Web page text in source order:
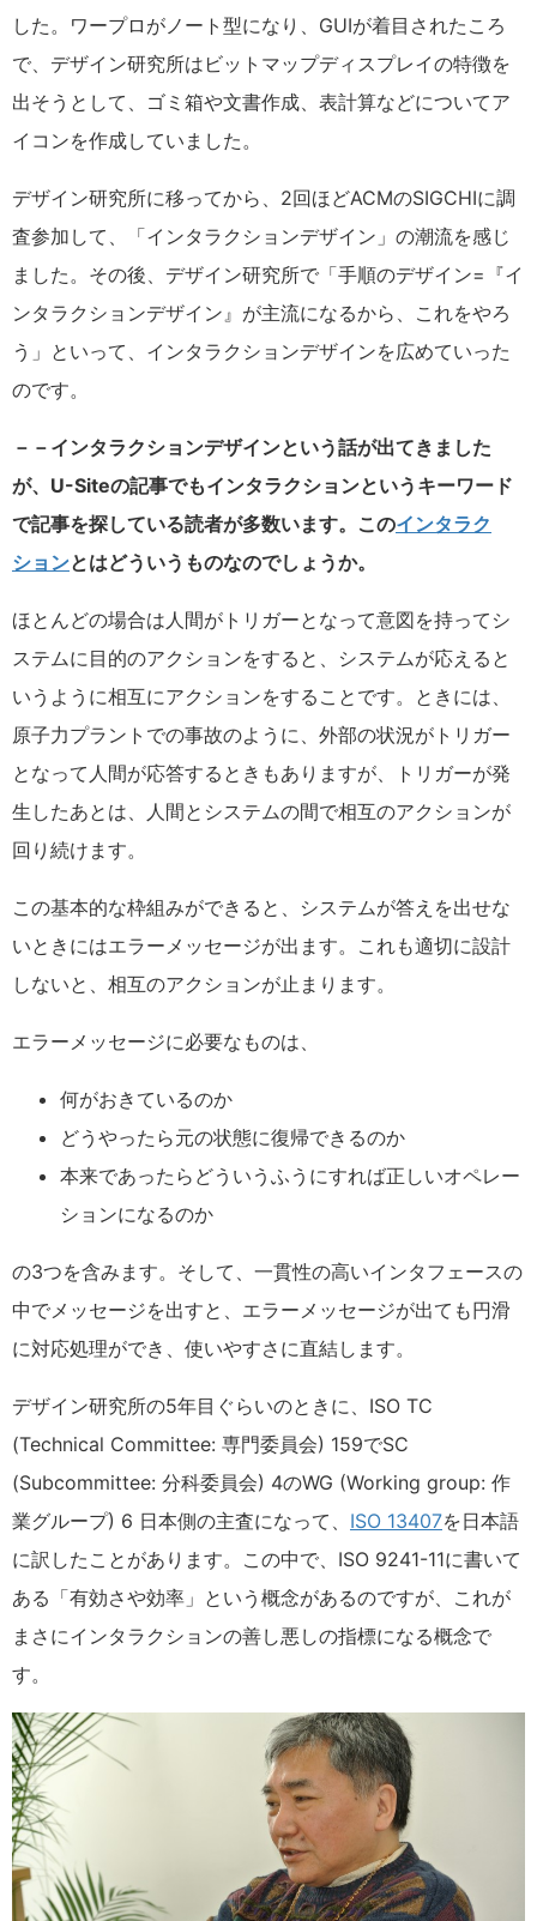
した。ワープロがノート型になり、GUIが着目されたころ
で、デザイン研究所はビットマップディスプレイの特徴を
出そうとして、ゴミ箱や文書作成、表計算などについてア
イコンを作成していました。
デザイン研究所に移ってから、2回ほどACMのSIGCHIに調
査参加して、「インタラクションデザイン」の潮流を感じ
ました。その後、デザイン研究所で「手順のデザイン=『イ
ンタラクションデザイン』が主流になるから、これをやろ
う」といって、インタラクションデザインを広めていった
のです。
－－インタラクションデザインという話が出てきました
が、U-Siteの記事でもインタラクションというキーワード
で記事を探している読者が多数います。このインタラク
ションとはどういうものなのでしょうか。
ほとんどの場合は人間がトリガーとなって意図を持ってシ
ステムに目的のアクションをすると、システムが応えると
いうように相互にアクションをすることです。ときには、
原子力プラントでの事故のように、外部の状況がトリガー
となって人間が応答するときもありますが、トリガーが発
生したあとは、人間とシステムの間で相互のアクションが
回り続けます。
この基本的な枠組みができると、システムが答えを出せな
いときにはエラーメッセージが出ます。これも適切に設計
しないと、相互のアクションが止まります。
エラーメッセージに必要なものは、
何がおきているのか
どうやったら元の状態に復帰できるのか
本来であったらどういうふうにすれば正しいオペレー
ションになるのか
の3つを含みます。そして、一貫性の高いインタフェースの
中でメッセージを出すと、エラーメッセージが出ても円滑
に対応処理ができ、使いやすさに直結します。
デザイン研究所の5年目ぐらいのときに、ISO TC
(Technical Committee: 専門委員会) 159でSC
(Subcommittee: 分科委員会) 4のWG (Working group: 作
業グループ) 6 日本側の主査になって、 ISO 13407を日本語
に訳したことがあります。この中で、ISO 9241-11に書いて
ある「有効さや効率」という概念があるのですが、これが
まさにインタラクションの善し悪しの指標になる概念で
す。